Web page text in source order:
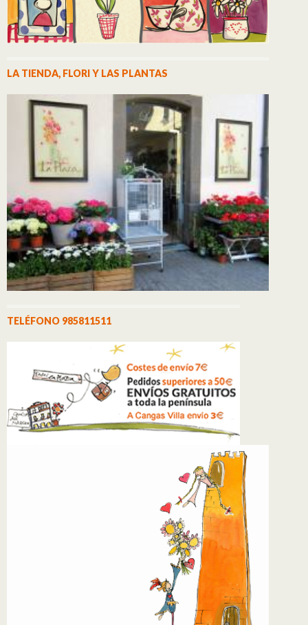
LA TIENDA, FLORI Y LAS PLANTAS
TELÉFONO 985811511